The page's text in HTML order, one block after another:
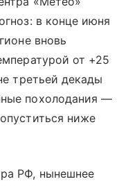
в конце июня
вновь
от +25
третьей декады
похолодания —
ниже
РФ, нынешнее